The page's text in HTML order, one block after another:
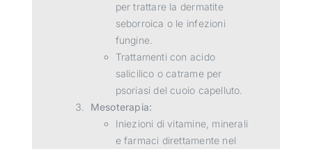
per trattare la dermatite
seborroica o le infezioni
fungine.
Trattamenti con acido
salicilico o catrame per
psoriasi del cuoio capelluto.
Mesoterapia:
Iniezioni di vitamine, minerali
e farmaci direttamente nel